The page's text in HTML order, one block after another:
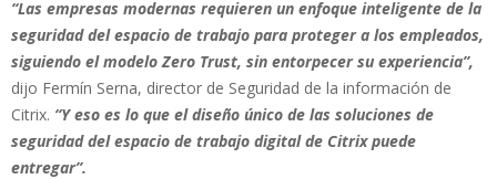
“Las empresas modernas requieren un enfoque inteligente de la
seguridad del espacio de trabajo para proteger a los empleados,
siguiendo el modelo Zero Trust, sin entorpecer su experiencia”,
dijo Fermín Serna, director de Seguridad de la información de
Citrix. “Y eso es lo que el diseño único de las soluciones de
seguridad del espacio de trabajo digital de Citrix puede
entregar”.